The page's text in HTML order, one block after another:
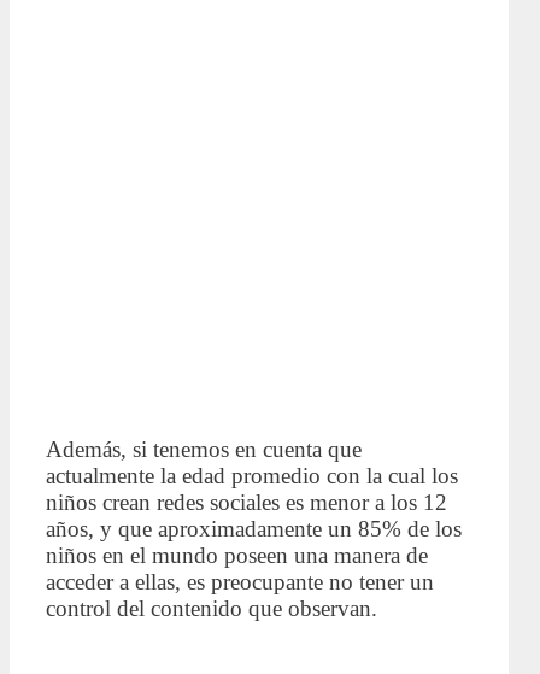
Además, si tenemos en cuenta que
actualmente la edad promedio con la cual los
niños crean redes sociales es menor a los 12
años, y que aproximadamente un 85% de los
niños en el mundo poseen una manera de
acceder a ellas, es preocupante no tener un
control del contenido que observan.